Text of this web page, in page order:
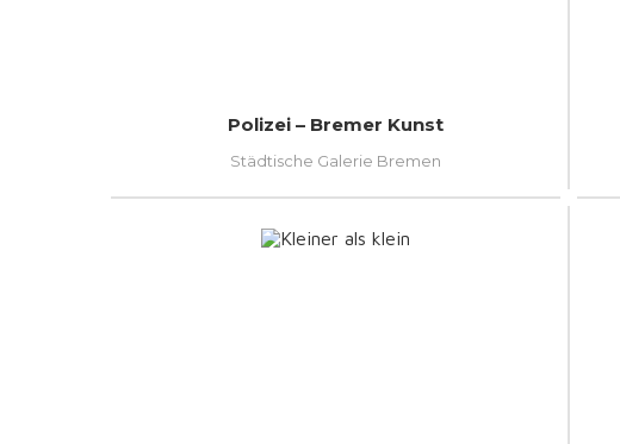
Polizei – Bremer Kunst
Städtische Galerie Bremen